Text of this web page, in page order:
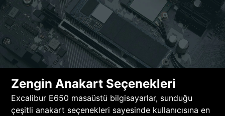
Zengin Anakart Seçenekleri
Excalibur E650 masaüstü bilgisayarlar, sunduğu
çeşitli anakart seçenekleri sayesinde kullanıcısına en